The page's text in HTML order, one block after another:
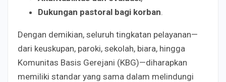
Dukungan pastoral bagi korban.
Dengan demikian, seluruh tingkatan pelayanan—
dari keuskupan, paroki, sekolah, biara, hingga
Komunitas Basis Gerejani (KBG)—diharapkan
memiliki standar yang sama dalam melindungi